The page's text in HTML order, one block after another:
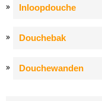
Inloopdouche
Douchebak
Douchewanden